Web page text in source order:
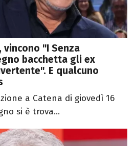
vincono "I Senza
bacchetta gli ex
E qualcuno
a Catena di giovedì 16
si è trova...